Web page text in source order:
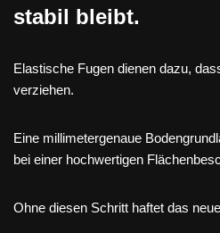
stabil bleibt.
Elastische Fugen dienen dazu,
verziehen.
Eine millimetergenaue
bei einer hochwertigen
Ohne diesen Schritt haftet das